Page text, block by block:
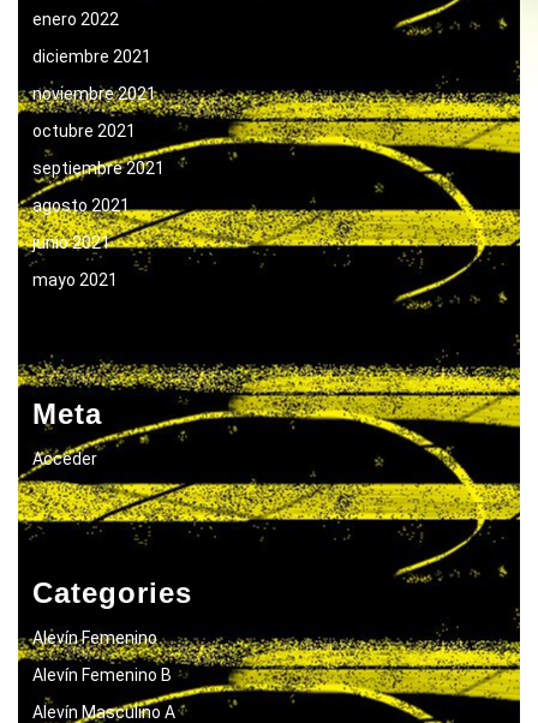
enero 2022
diciembre 2021
noviembre 2021
octubre 2021
septiembre 2021
agosto 2021
junio 2021
mayo 2021
Meta
Acceder
Categories
Alevín Femenino
Alevín Femenino B
Alevín Masculino A